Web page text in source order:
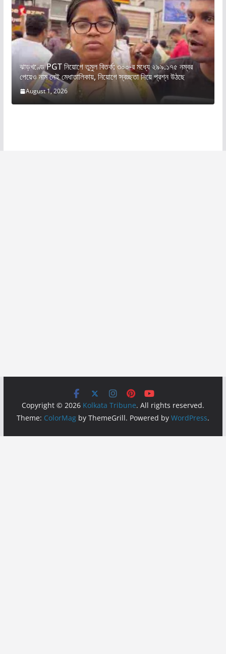
ঝাড়খণ্ডে PGT নিয়োগে তুমুল বিতর্ক: ৩০০-র মধ্যে ২৯৯.১৭৫ নম্বর
পেয়েও নাম নেই মেধাতালিকায়, নিয়োগে স্বচ্ছতা নিয়ে প্রশ্ন উঠছে
August 1, 2026
Copyright © 2026 Kolkata Tribune. All rights reserved.
Theme: ColorMagby ThemeGrill. Powered by WordPress.